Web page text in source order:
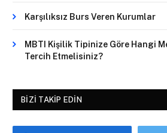
Karşılıksız Burs Veren Kurumlar
MBTI Kişilik Tipinize Göre Hangi
Tercih Etmelisiniz?
BIZI TAKIP EDIN